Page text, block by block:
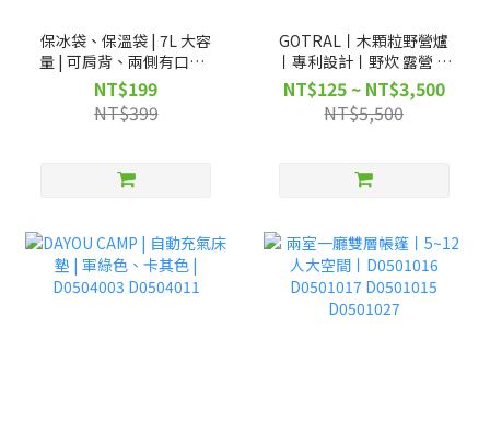
保冰袋、保溫袋 | 7L 大容
量 | 可肩背、兩側有口袋 |
D0506021
NT$199
NT$399
GOTRAL丨木顆粒野營爐
丨專利設計丨野炊 露營 烤
肉丨D0505013
NT$125 ~ NT$3,500
NT$5,500